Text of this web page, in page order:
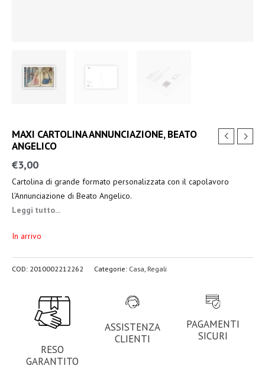
MAXI CARTOLINA ANNUNCIAZIONE, BEATO
ANGELICO
€3,00
Cartolina di grande formato personalizzata con il capolavoro
l’Annunciazione di Beato Angelico.
Leggi tutto...
In arrivo
COD: 2010002212262 Categorie: Casa, Regali
RESO
GARANTITO
ASSISTENZA
CLIENTI
PAGAMENTI
SICURI